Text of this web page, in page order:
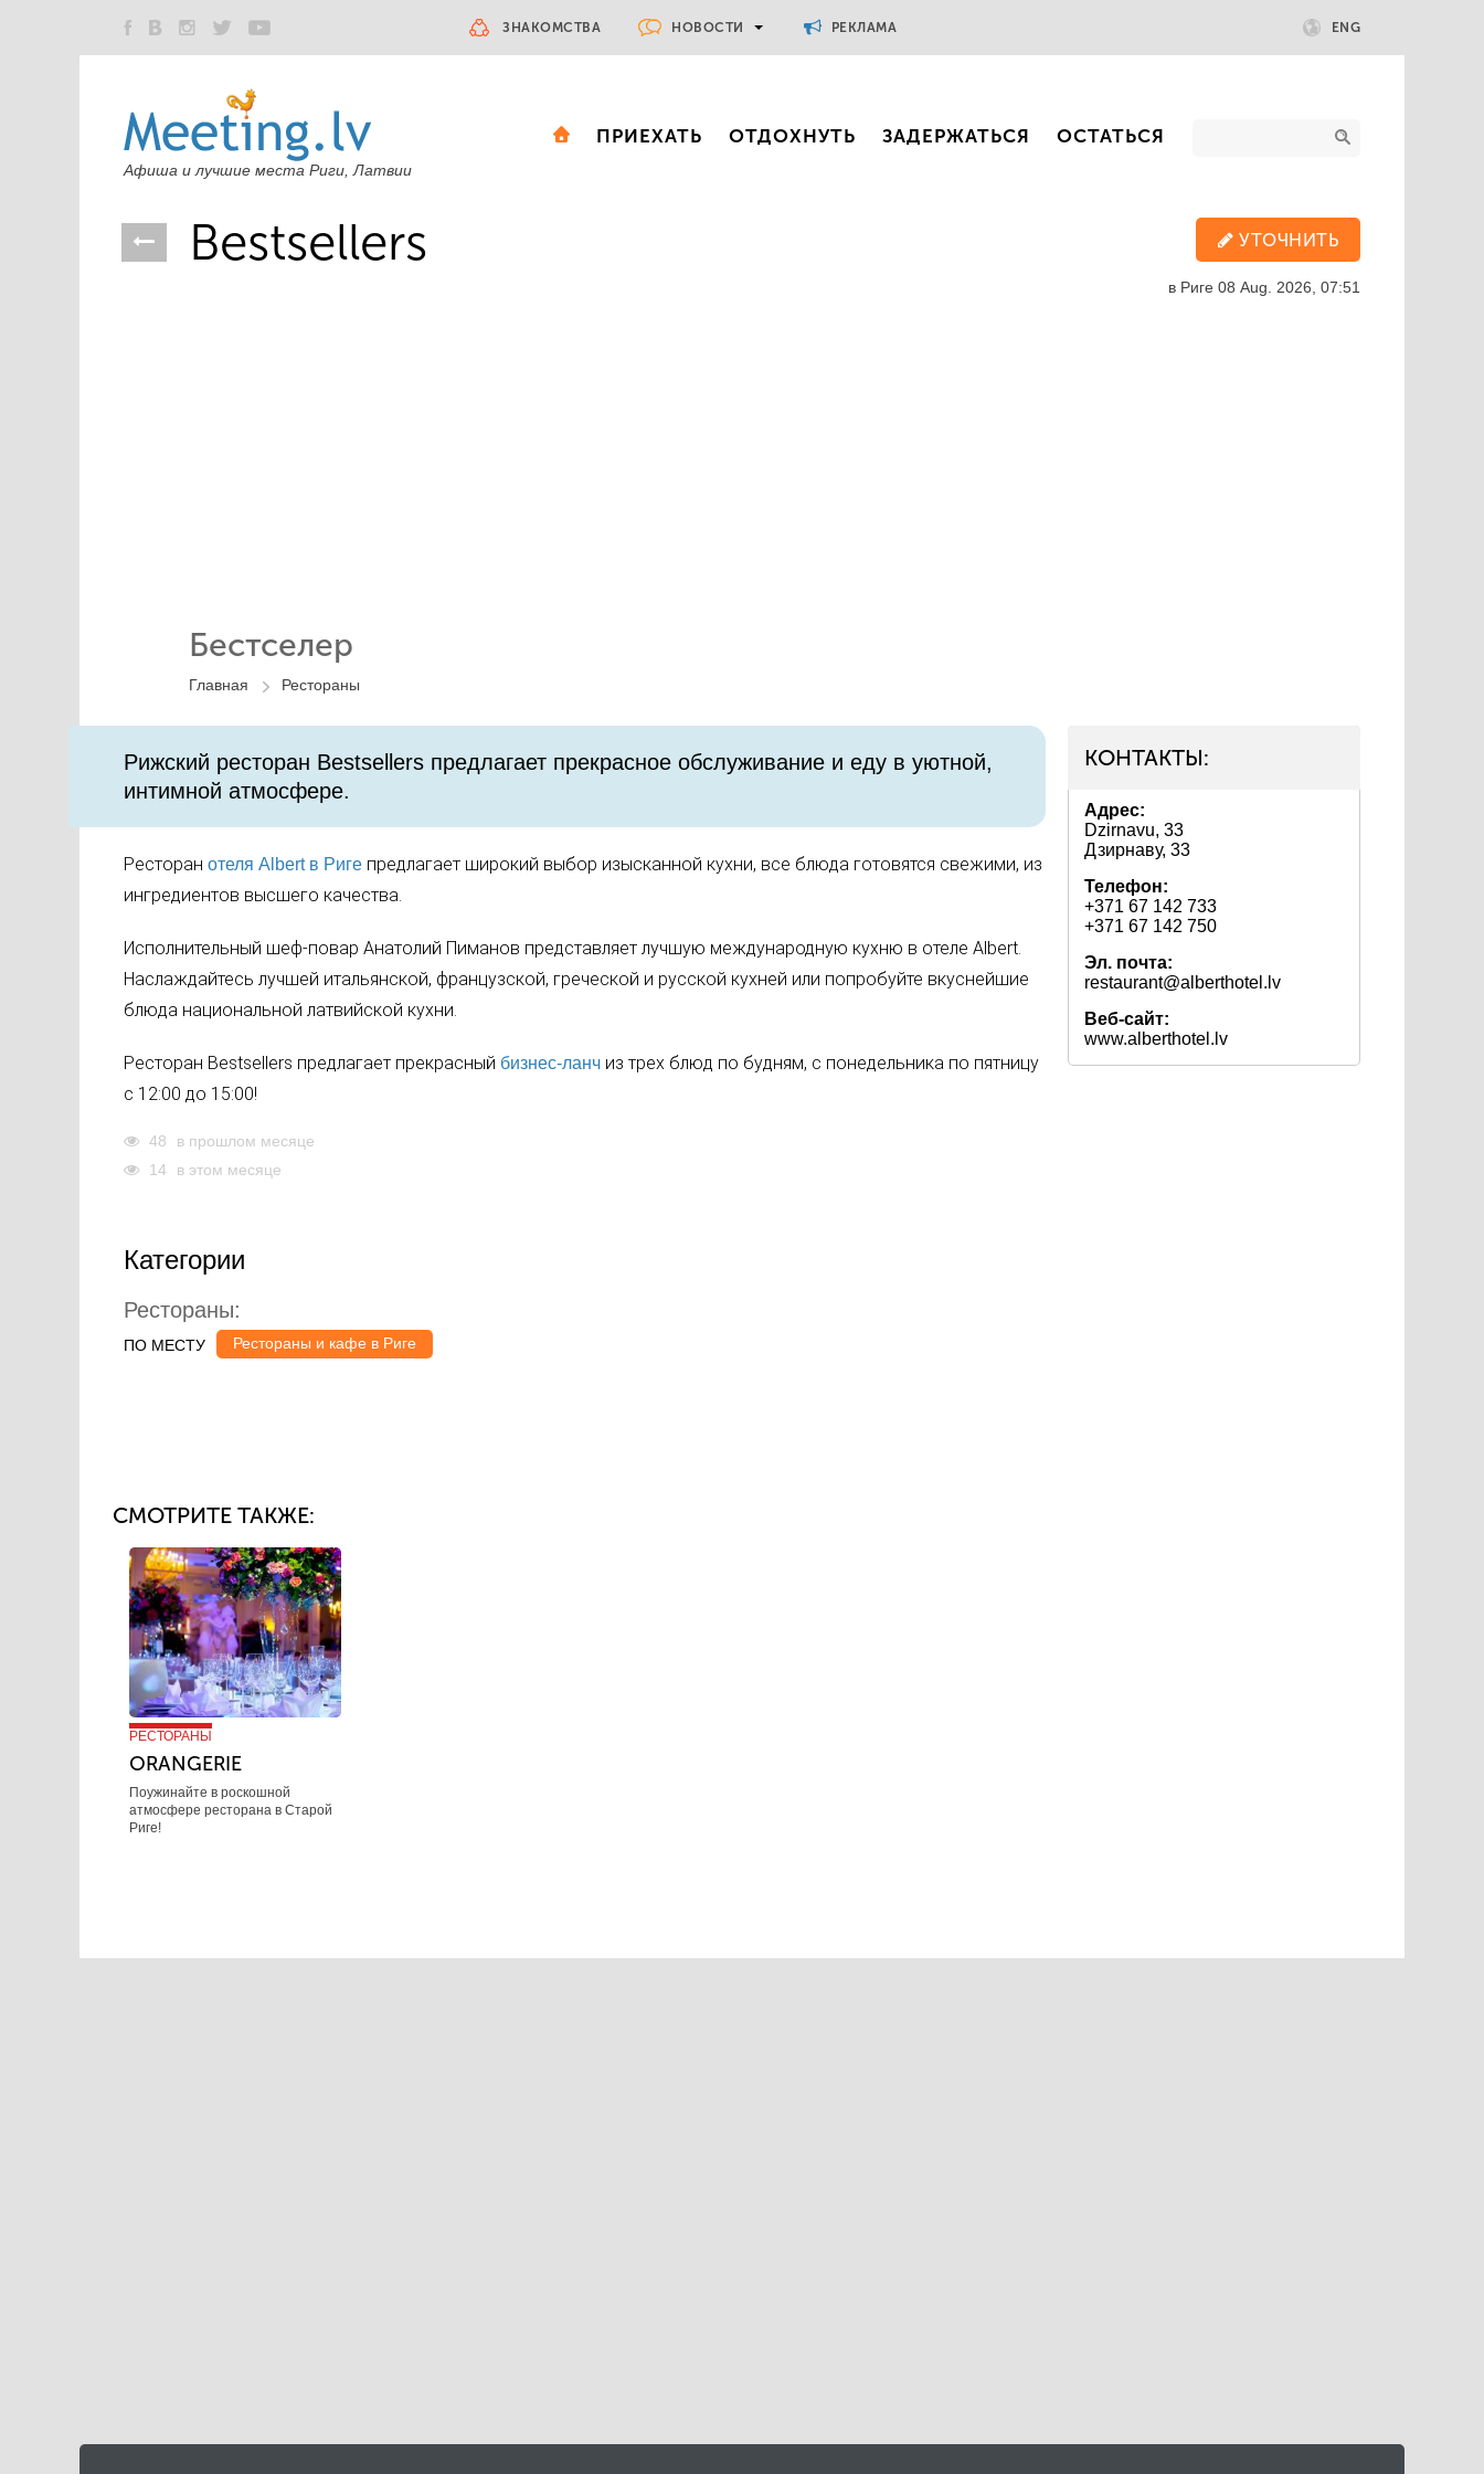
ЗНАКОМСТВА НОВОСТИ РЕКЛАМА ENG
Афиша и лучшие места Риги, Латвии
ПРИЕХАТЬ ОТДОХНУТЬ ЗАДЕРЖАТЬСЯ ОСТАТЬСЯ
Bestsellers
Бестселер
Главная Рестораны
УТОЧНИТЬ
в Риге 08 Aug. 2026, 07:51
Рижский ресторан Bestsellers предлагает прекрасное обслуживание и еду в уютной,
интимной атмосфере.
Ресторан отеля Аlbert в Риге предлагает широкий выбор изысканной кухни, все блюда готовятся свежими, из
ингредиентов высшего качества.
Исполнительный шеф-повар Анатолий Пиманов представляет лучшую международную кухню в отеле Аlbert.
Наслаждайтесь лучшей итальянской, французской, греческой и русской кухней или попробуйте вкуснейшие
блюда национальной латвийской кухни.
Ресторан Bestsellers предлагает прекрасный бизнес-ланч из трех блюд по будням, с понедельника по пятницу
с 12:00 до 15:00!
48
в прошлом месяце
14
в этом месяце
Категории
Рестораны:
ПО МЕСТУ Рестораны и кафе в Риге
КОНТАКТЫ:
Адрес:
Dzirnavu, 33
Дзирнаву, 33
Телефон:
+371 67 142 733
+371 67 142 750
Эл. почта:
restaurant@alberthotel.lv
Веб-сайт:
www.alberthotel.lv
СМОТРИТЕ ТАКЖЕ:
РЕСТОРАНЫ
ORANGERIE
Поужинайте в роскошной
атмосфере ресторана в Старой
Риге!